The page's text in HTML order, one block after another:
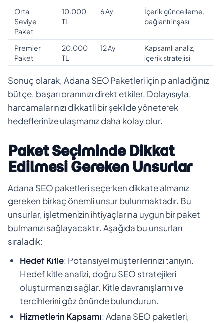
Orta
Seviye
Paket
10.000
TL
6 Ay
İçerik güncelleme,
bağlantı inşası
Premier
Paket
20.000
TL
12 Ay
Kapsamlı analiz,
içerik stratejisi
Sonuç olarak, Adana SEO Paketleri için planladığınız
bütçe, başarı oranınızı direkt etkiler. Dolayısıyla,
harcamalarınızı dikkatli bir şekilde yöneterek
hedeflerinize ulaşmanız daha kolay olur.
Paket Seçiminde Dikkat
Edilmesi Gereken Unsurlar
Adana SEO paketleri seçerken dikkate almanız
gereken birkaç önemli unsur bulunmaktadır. Bu
unsurlar, işletmenizin ihtiyaçlarına uygun bir paket
bulmanızı sağlayacaktır. Aşağıda bu unsurları
sıraladık:
Hedef Kitle: Potansiyel müşterilerinizi tanıyın.
Hedef kitle analizi, doğru SEO stratejileri
oluşturmanızı sağlar. Kitle davranışlarını ve
tercihlerini göz önünde bulundurun.
Hizmetlerin Kapsamı: Adana SEO paketleri,